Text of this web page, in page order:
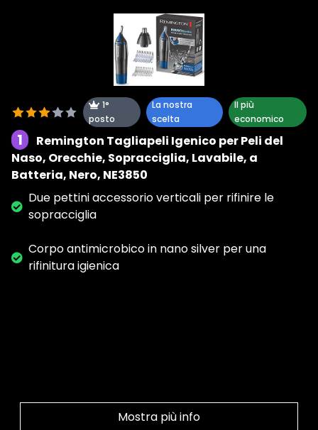
1°
posto
La nostra
scelta
Il più
economico
1
Remington Tagliapeli Igenico per Peli del
Naso, Orecchie, Sopracciglia, Lavabile, a
Batteria, Nero, NE3850
Due pettini accessorio verticali per rifinire le
sopracciglia
Corpo antimicrobico in nano silver per una
rifinitura igienica
Mostra più info